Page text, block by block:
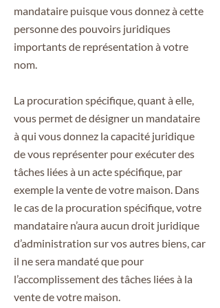
mandataire puisque vous donnez à cette
personne des pouvoirs juridiques
importants de représentation à votre
nom.
La procuration spécifique, quant à elle,
vous permet de désigner un mandataire
à qui vous donnez la capacité juridique
de vous représenter pour exécuter des
tâches liées à un acte spécifique, par
exemple la vente de votre maison. Dans
le cas de la procuration spécifique, votre
mandataire n’aura aucun droit juridique
d’administration sur vos autres biens, car
il ne sera mandaté que pour
l’accomplissement des tâches liées à la
vente de votre maison.